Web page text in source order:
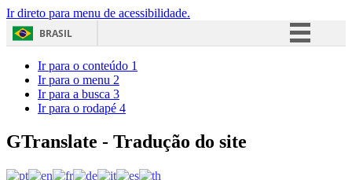
Ir direto para menu de acessibilidade.
BRASIL
Acesso à informação
Ir para o conteúdo 1
Ir para o menu 2
Ir para a busca 3
Ir para o rodapé 4
GTranslate - Tradução do site